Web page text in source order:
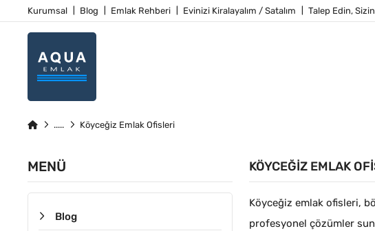
Kurumsal Blog Emlak Rehberi Evinizi Kiralayalım / Satalım Talep Edin,
Köyceğiz Emlak Ofisleri
MENÜ
Blog
KÖYCEĞIZ EMLAK
Köyceğiz emlak ofisleri,
profesyonel çözümler